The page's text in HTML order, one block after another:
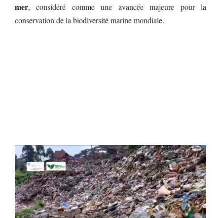
mer, considéré comme une avancée majeure pour la
conservation de la biodiversité marine mondiale.